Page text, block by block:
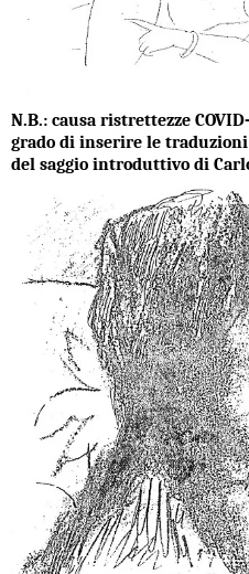
N.B.: causa ristrettezze
grado di inserire le traduzioni
del saggio introduttivo di